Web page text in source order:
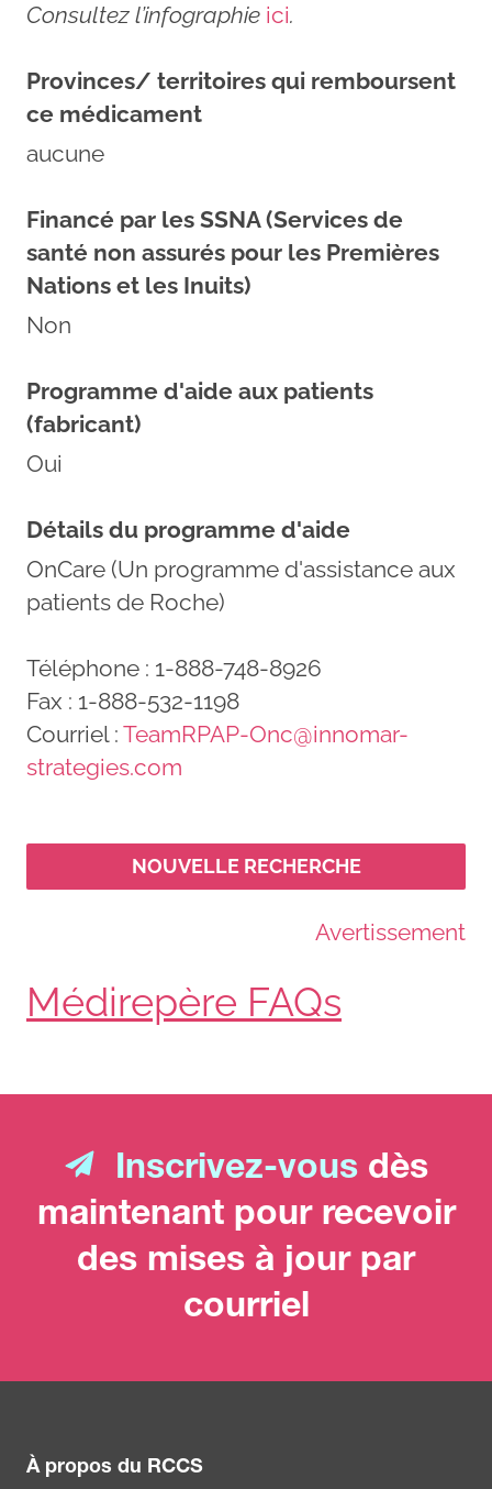
Consultez l’infographie ici.
Provinces/ territoires qui remboursent
ce médicament
aucune
Financé par les SSNA (Services de
santé non assurés pour les Premières
Nations et les Inuits)
Non
Programme d'aide aux patients
(fabricant)
Oui
Détails du programme d'aide
OnCare (Un programme d'assistance aux
patients de Roche)
Téléphone : 1-888-748-8926
Fax : 1-888-532-1198
Courriel : TeamRPAP-Onc@innomar-
strategies.com
NOUVELLE RECHERCHE
Avertissement
Médirepère FAQs
Inscrivez-vous dès
maintenant pour recevoir
des mises à jour par
courriel
À propos du RCCS